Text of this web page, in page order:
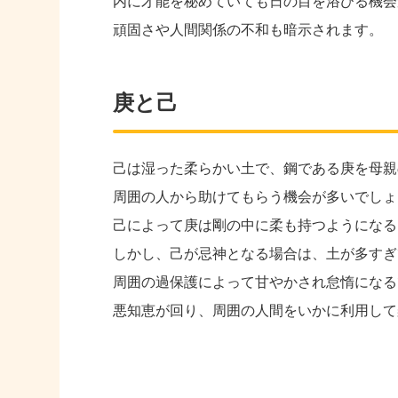
頑固さや人間関係の不和も暗示されます。
庚と己
己は湿った柔らかい土で、鋼である庚を母
周囲の人から助けてもらう機会が多いでし
己によって庚は剛の中に柔も持つようにな
しかし、己が忌神となる場合は、土が多す
周囲の過保護によって甘やかされ怠惰にな
悪知恵が回り、周囲の人間をいかに利用し